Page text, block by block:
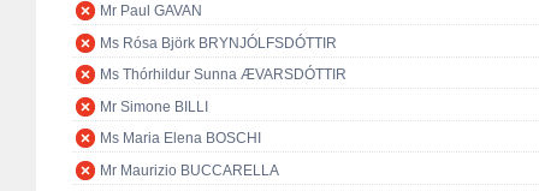
Mr Paul GAVAN
Ms Rósa Björk BRYNJÓLFSDÓTTIR
Ms Thórhildur Sunna ÆVARSDÓTTIR
Mr Simone BILLI
Ms Maria Elena BOSCHI
Mr Maurizio BUCCARELLA